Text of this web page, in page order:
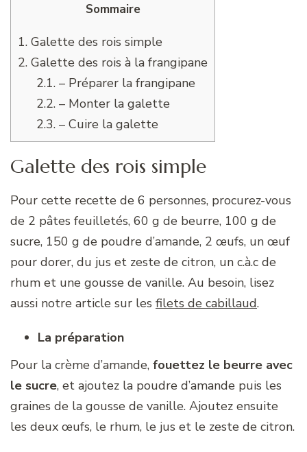
Sommaire
1. Galette des rois simple
2. Galette des rois à la frangipane
2.1. – Préparer la frangipane
2.2. – Monter la galette
2.3. – Cuire la galette
Galette des rois simple
Pour cette recette de 6 personnes, procurez-vous
de 2 pâtes feuilletés, 60 g de beurre, 100 g de
sucre, 150 g de poudre d’amande, 2 œufs, un œuf
pour dorer, du jus et zeste de citron, un c.à.c de
rhum et une gousse de vanille. Au besoin, lisez
aussi notre article sur les filets de cabillaud.
La préparation
Pour la crème d’amande, fouettez le beurre avec
le sucre, et ajoutez la poudre d’amande puis les
graines de la gousse de vanille. Ajoutez ensuite
les deux œufs, le rhum, le jus et le zeste de citron.